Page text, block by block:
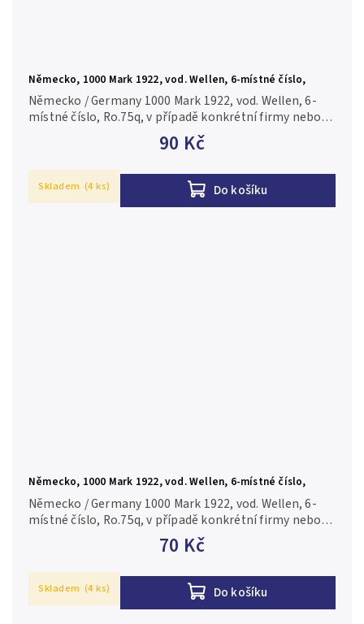
Německo, 1000 Mark 1922, vod. Wellen, 6-místné číslo,
Ro.75q
90 Kč
Do košíku
Německo / Germany 1000 Mark 1922, vod. Wellen, 6-
místné číslo, Ro.75q, v případě konkrétní firmy nebo
číslovače je foto pouze ilustrační N-0/UNC-AU
Skladem (4 ks)
Německo, 1000 Mark 1922, vod. Wellen, 6-místné číslo,
Ro.75q
70 Kč
Do košíku
Německo / Germany 1000 Mark 1922, vod. Wellen, 6-
místné číslo, Ro.75q, v případě konkrétní firmy nebo
číslovače je foto pouze ilustrační 0/AU
Skladem (4 ks)